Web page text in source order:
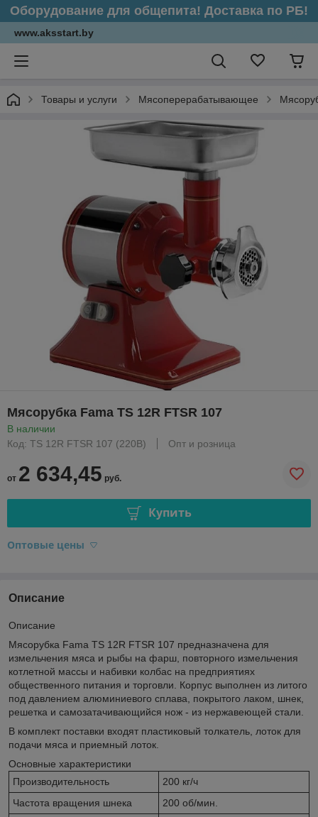
Оборудование для общепита! Доставка по РБ!
www.aksstart.by
Товары и услуги Мясоперерабатывающее
Мясорубка Fama TS 12R FTSR 107
В наличии
Код: TS 12R FTSR 107 (220B)
Опт и розница
от 2 634,45 руб.
Купить
Оптовые цены
Описание
Описание
Мясорубка Fama TS 12R FTSR 107 предназначена для
измельчения мяса и рыбы на фарш, повторного измельчения
котлетной массы и набивки колбас на предприятиях
общественного питания и торговли. Корпус выполнен из литого
под давлением алюминиевого сплава, покрытого лаком, шнек,
решетка и самозатачивающийся нож - из нержавеющей стали.
В комплект поставки входят пластиковый толкатель, лоток для
подачи мяса и приемный лоток.
Основные характеристики
Производительность
200 кг/ч
Частота вращения шнека
200 об/мин.